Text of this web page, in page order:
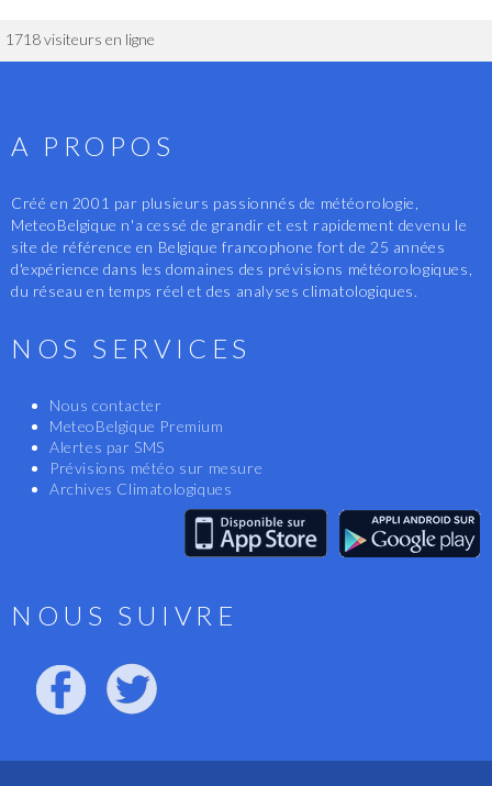
1718 visiteurs en ligne
A PROPOS
Créé en 2001 par plusieurs passionnés de météorologie,
MeteoBelgique n'a cessé de grandir et est rapidement devenu le
site de référence en Belgique francophone fort de 25 années
d'expérience dans les domaines des prévisions météorologiques,
du réseau en temps réel et des analyses climatologiques.
NOS SERVICES
Nous contacter
MeteoBelgique Premium
Alertes par SMS
Prévisions météo sur mesure
Archives Climatologiques
NOUS SUIVRE